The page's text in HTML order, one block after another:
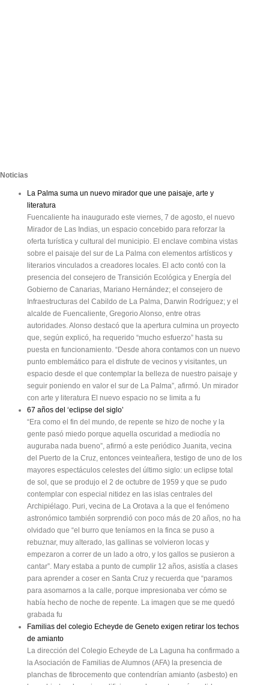
Noticias
La Palma suma un nuevo mirador que une paisaje, arte y
literatura
Fuencaliente ha inaugurado este viernes, 7 de agosto, el nuevo
Mirador de Las Indias, un espacio concebido para reforzar la
oferta turística y cultural del municipio. El enclave combina vistas
sobre el paisaje del sur de La Palma con elementos artísticos y
literarios vinculados a creadores locales. El acto contó con la
presencia del consejero de Transición Ecológica y Energía del
Gobierno de Canarias, Mariano Hernández; el consejero de
Infraestructuras del Cabildo de La Palma, Darwin Rodríguez; y el
alcalde de Fuencaliente, Gregorio Alonso, entre otras
autoridades. Alonso destacó que la apertura culmina un proyecto
que, según explicó, ha requerido “mucho esfuerzo” hasta su
puesta en funcionamiento. “Desde ahora contamos con un nuevo
punto emblemático para el disfrute de vecinos y visitantes, un
espacio desde el que contemplar la belleza de nuestro paisaje y
seguir poniendo en valor el sur de La Palma”, afirmó. Un mirador
con arte y literatura El nuevo espacio no se limita a fu
67 años del ‘eclipse del siglo’
“Era como el fin del mundo, de repente se hizo de noche y la
gente pasó miedo porque aquella oscuridad a mediodía no
auguraba nada bueno”, afirmó a este periódico Juanita, vecina
del Puerto de la Cruz, entonces veinteañera, testigo de uno de los
mayores espectáculos celestes del último siglo: un eclipse total
de sol, que se produjo el 2 de octubre de 1959 y que se pudo
contemplar con especial nitidez en las islas centrales del
Archipiélago. Puri, vecina de La Orotava a la que el fenómeno
astronómico también sorprendió con poco más de 20 años, no ha
olvidado que “el burro que teníamos en la finca se puso a
rebuznar, muy alterado, las gallinas se volvieron locas y
empezaron a correr de un lado a otro, y los gallos se pusieron a
cantar”. Mary estaba a punto de cumplir 12 años, asistía a clases
para aprender a coser en Santa Cruz y recuerda que “paramos
para asomarnos a la calle, porque impresionaba ver cómo se
había hecho de noche de repente. La imagen que se me quedó
grabada fu
Familias del colegio Echeyde de Geneto exigen retirar los techos
de amianto
La dirección del Colegio Echeyde de La Laguna ha confirmado a
la Asociación de Familias de Alumnos (AFA) la presencia de
planchas de fibrocemento que contendrían amianto (asbesto) en